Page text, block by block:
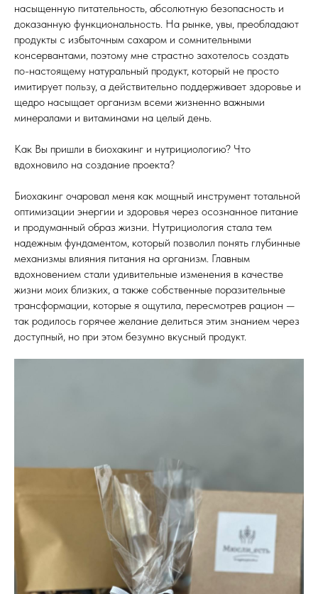
насыщенную питательность, абсолютную безопасность и
доказанную функциональность. На рынке, увы, преобладают
продукты с избыточным сахаром и сомнительными
консервантами, поэтому мне страстно захотелось создать
по-настоящему натуральный продукт, который не просто
имитирует пользу, а действительно поддерживает здоровье и
щедро насыщает организм всеми жизненно важными
минералами и витаминами на целый день.
Как Вы пришли в биохакинг и нутрициологию? Что
вдохновило на создание проекта?
Биохакинг очаровал меня как мощный инструмент тотальной
оптимизации энергии и здоровья через осознанное питание
и продуманный образ жизни. Нутрициология стала тем
надежным фундаментом, который позволил понять глубинные
механизмы влияния питания на организм. Главным
вдохновением стали удивительные изменения в качестве
жизни моих близких, а также собственные поразительные
трансформации, которые я ощутила, пересмотрев рацион —
так родилось горячее желание делиться этим знанием через
доступный, но при этом безумно вкусный продукт.